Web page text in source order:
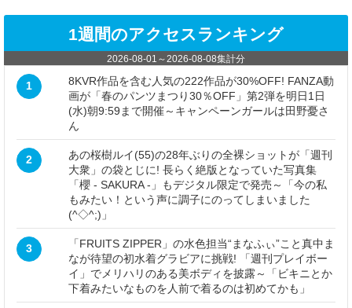
1週間のアクセスランキング
2026-08-01 ～2026-08-08集計分
1
8KVR作品を含む人気の222作品が30%OFF! FANZA動
画が「春のパンツまつり30％OFF」第2弾を明日1日
(水)朝9:59まで開催～キャンペーンガールは田野憂さ
ん
2
あの桜樹ルイ(55)の28年ぶりの全裸ショットが「週刊
大衆」の袋とじに! 長らく絶版となっていた写真集
「櫻 - SAKURA -」もデジタル限定で発売～「今の私
もみたい！という声に調子にのってしまいました
(^◇^;)」
3
「FRUITS ZIPPER」の水色担当“まなふぃ”こと真中ま
なが待望の初水着グラビアに挑戦! 「週刊プレイボー
イ」でメリハリのある美ボディを披露～「ビキニとか
下着みたいなものを人前で着るのは初めてかも」